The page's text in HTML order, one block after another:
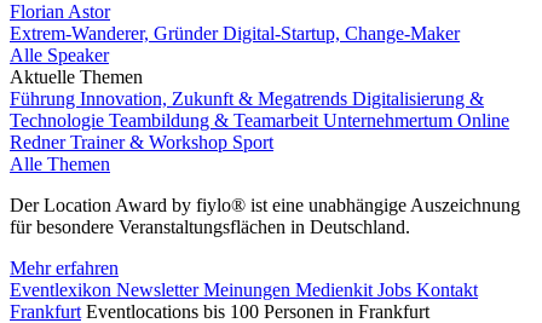
Florian Astor
Extrem-Wanderer, Gründer Digital-Startup, Change-Maker
Alle Speaker
Aktuelle Themen
Führung Innovation, Zukunft & Megatrends Digitalisierung &
Technologie Teambildung & Teamarbeit Unternehmertum Online
RednerTrainer & Workshop Sport
Alle Themen
Der Location Award by fiylo® ist eine unabhängige Auszeichnung
für besondere Veranstaltungsflächen in Deutschland.
Mehr erfahren
Eventlexikon NewsletterMeinungen Medienkit Jobs Kontakt
Frankfurt Eventlocations bis 100 Personen in Frankfurt